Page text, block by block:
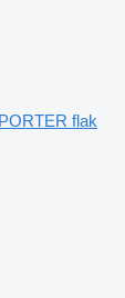
flak